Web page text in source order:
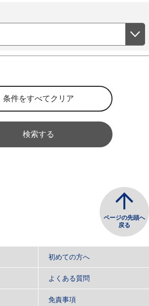
検索する
ページの先頭へ
戻る
初めての方へ
よくある質問
免責事項